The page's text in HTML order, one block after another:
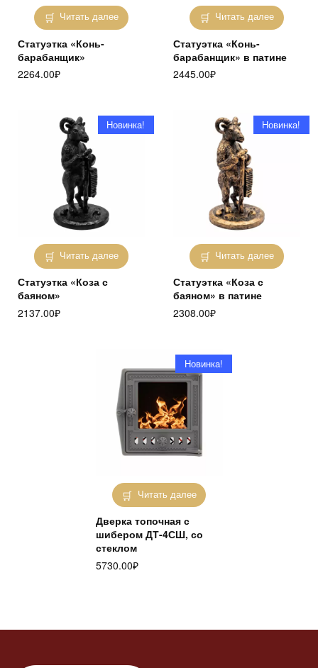
Читать далее
Статуэтка «Конь-
барабанщик»
2264.00₽
Читать далее
Статуэтка «Конь-
барабанщик» в патине
2445.00₽
Читать далее
Новинка!
Статуэтка «Коза с
баяном»
2137.00₽
Читать далее
Новинка!
Статуэтка «Коза с
баяном» в патине
2308.00₽
Читать далее
Новинка!
Дверка топочная с
шибером ДТ-4СШ, со
стеклом
5730.00₽